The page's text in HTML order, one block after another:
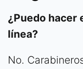
¿Puedo hacer
línea?
No.